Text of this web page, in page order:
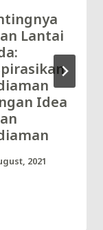
Lantai
Idea
2021